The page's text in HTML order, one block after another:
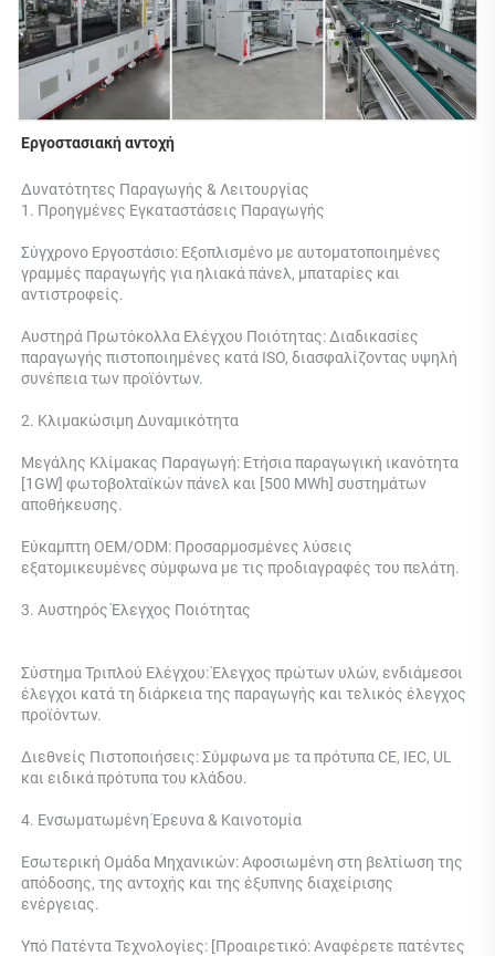
Εργοστασιακή αντοχή
Δυνατότητες Παραγωγής & Λειτουργίας
1. Προηγμένες Εγκαταστάσεις Παραγωγής
Σύγχρονο Εργοστάσιο: Εξοπλισμένο με αυτοματοποιημένες
γραμμές παραγωγής για ηλιακά πάνελ, μπαταρίες και
αντιστροφείς.
Αυστηρά Πρωτόκολλα Ελέγχου Ποιότητας: Διαδικασίες
παραγωγής πιστοποιημένες κατά ISO, διασφαλίζοντας υψηλή
συνέπεια των προϊόντων.
2. Κλιμακώσιμη Δυναμικότητα
Μεγάλης Κλίμακας Παραγωγή: Ετήσια παραγωγική ικανότητα
[1GW] φωτοβολταϊκών πάνελ και [500 MWh] συστημάτων
αποθήκευσης.
Εύκαμπτη OEM/ODM: Προσαρμοσμένες λύσεις
εξατομικευμένες σύμφωνα με τις προδιαγραφές του πελάτη.
3. Αυστηρός Έλεγχος Ποιότητας
Σύστημα Τριπλού Ελέγχου: Έλεγχος πρώτων υλών, ενδιάμεσοι
έλεγχοι κατά τη διάρκεια της παραγωγής και τελικός έλεγχος
προϊόντων.
Διεθνείς Πιστοποιήσεις: Σύμφωνα με τα πρότυπα CE, IEC, UL
και ειδικά πρότυπα του κλάδου.
4. Ενσωματωμένη Έρευνα & Καινοτομία
Εσωτερική Ομάδα Μηχανικών: Αφοσιωμένη στη βελτίωση της
απόδοσης, της αντοχής και της έξυπνης διαχείρισης
ενέργειας.
Υπό Πατέντα Τεχνολογίες: [Προαιρετικό: Αναφέρετε πατέντες